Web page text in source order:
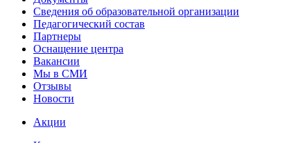
Сведения об образовательной организации
Педагогический состав
Партнеры
Оснащение центра
Вакансии
Мы в СМИ
Отзывы
Новости
Акции